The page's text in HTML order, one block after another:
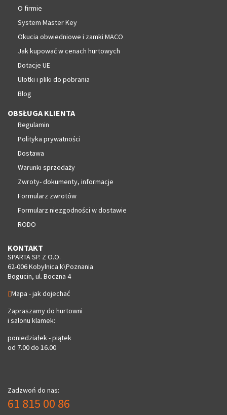
O firmie
System Master Key
Okucia obwiedniowe i zamki MACO
Jak kupować w cenach hurtowych
Dotacje UE
Ulotki i pliki do pobrania
Blog
OBSŁUGA KLIENTA
Regulamin
Polityka prywatności
Dostawa
Warunki sprzedaży
Zwroty- dokumenty, informacje
Formularz zwrotów
Formularz niezgodności w dostawie
RODO
KONTAKT
SPARTA SP. Z O.O.
62-006 Kobylnica k\Poznania
Bogucin, ul. Boczna 4
Mapa - jak dojechać
Zapraszamy do hurtowni
i salonu klamek:
poniedziałek - piątek
od 7.00 do 16.00
Zadzwoń do nas:
61 815 00 86